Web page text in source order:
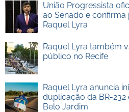
União Progressista
ao Senado e
Raquel Lyra
Raquel Lyra também
público no Recife
Raquel Lyra anuncia
duplicação da BR-232
Belo Jardim